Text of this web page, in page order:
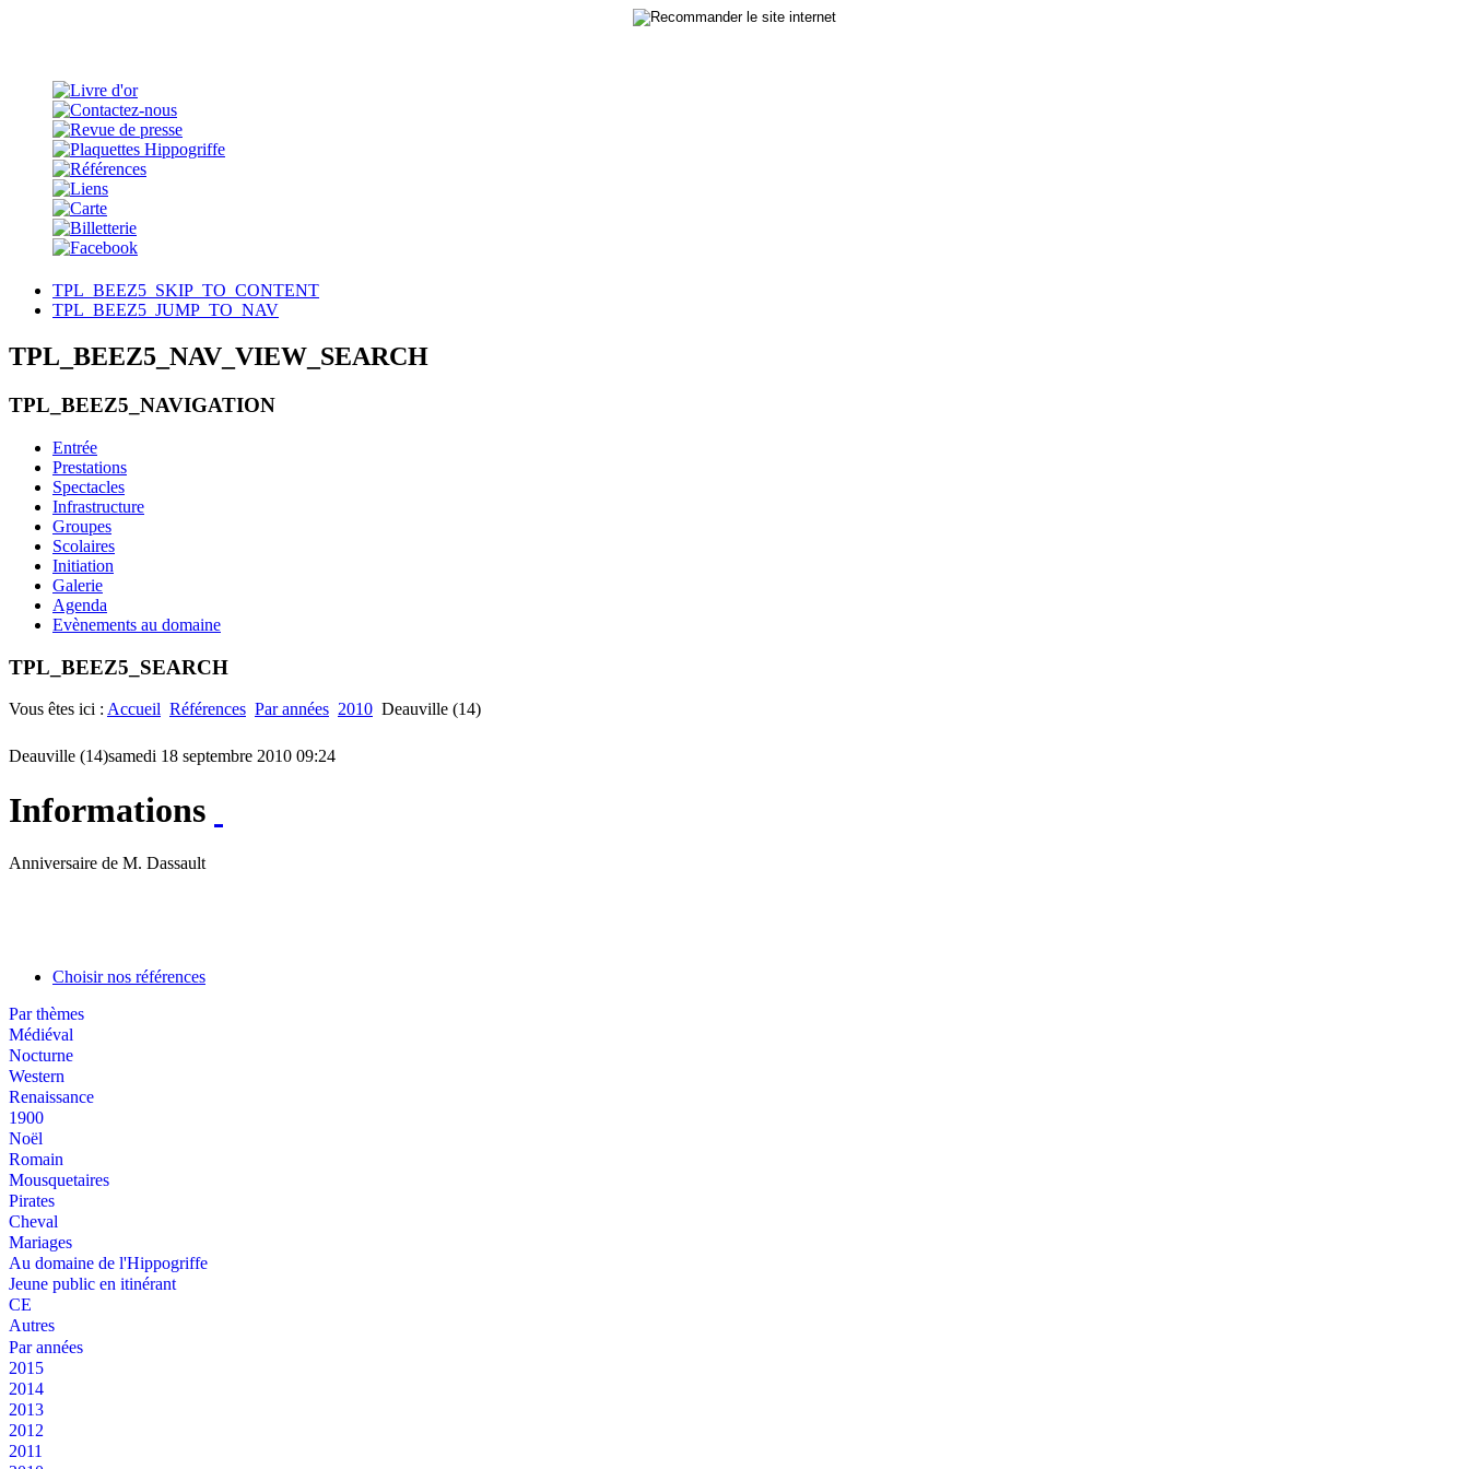
TPL_BEEZ5_SKIP_TO_CONTENT
TPL_BEEZ5_JUMP_TO_NAV
TPL_BEEZ5_NAV_VIEW_SEARCH
TPL_BEEZ5_NAVIGATION
Entrée
Prestations
Spectacles
Infrastructure
Groupes
Scolaires
Initiation
Galerie
Agenda
Evènements au domaine
TPL_BEEZ5_SEARCH
Vous êtes ici : Accueil Références Par années 2010 Deauville (14)
Deauville (14)samedi 18 septembre 2010 09:24
Informations
Anniversaire de M. Dassault
Choisir nos références
Par thèmes
Médiéval
Nocturne
Western
Renaissance
1900
Noël
Romain
Mousquetaires
Pirates
Cheval
Mariages
Au domaine de l'Hippogriffe
Jeune public en itinérant
CE
Autres
Par années
2015
2014
2013
2012
2011